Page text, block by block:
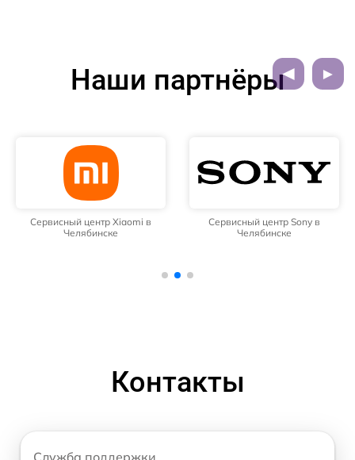
Наши партнёры
Сервисный центр Xiaomi в
Челябинске
Сервисный центр Sony в
Челябинске
Контакты
Служба поддержки